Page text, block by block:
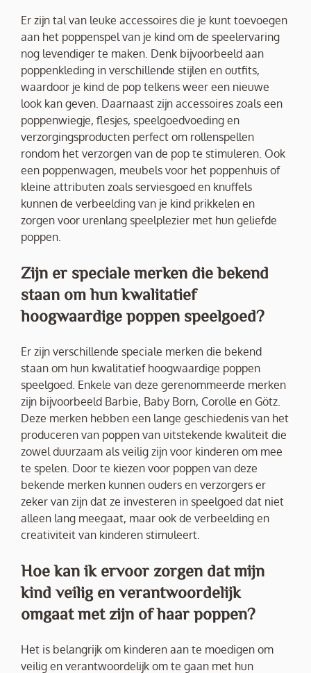
Er zijn tal van leuke accessoires die je kunt toevoegen
aan het poppenspel van je kind om de speelervaring
nog levendiger te maken. Denk bijvoorbeeld aan
poppenkleding in verschillende stijlen en outfits,
waardoor je kind de pop telkens weer een nieuwe
look kan geven. Daarnaast zijn accessoires zoals een
poppenwiegje, flesjes, speelgoedvoeding en
verzorgingsproducten perfect om rollenspellen
rondom het verzorgen van de pop te stimuleren. Ook
een poppenwagen, meubels voor het poppenhuis of
kleine attributen zoals serviesgoed en knuffels
kunnen de verbeelding van je kind prikkelen en
zorgen voor urenlang speelplezier met hun geliefde
poppen.
Zijn er speciale merken die bekend
staan om hun kwalitatief
hoogwaardige poppen speelgoed?
Er zijn verschillende speciale merken die bekend
staan om hun kwalitatief hoogwaardige poppen
speelgoed. Enkele van deze gerenommeerde merken
zijn bijvoorbeeld Barbie, Baby Born, Corolle en Götz.
Deze merken hebben een lange geschiedenis van het
produceren van poppen van uitstekende kwaliteit die
zowel duurzaam als veilig zijn voor kinderen om mee
te spelen. Door te kiezen voor poppen van deze
bekende merken kunnen ouders en verzorgers er
zeker van zijn dat ze investeren in speelgoed dat niet
alleen lang meegaat, maar ook de verbeelding en
creativiteit van kinderen stimuleert.
Hoe kan ik ervoor zorgen dat mijn
kind veilig en verantwoordelijk
omgaat met zijn of haar poppen?
Het is belangrijk om kinderen aan te moedigen om
veilig en verantwoordelijk om te gaan met hun